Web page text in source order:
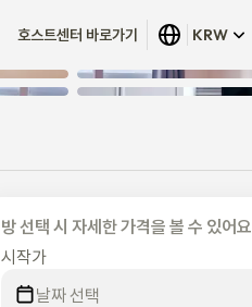
호스트센터 바로가기 KRW
방 선택 시 자세한 가격을 볼 수 있어요
시작가
날짜 선택